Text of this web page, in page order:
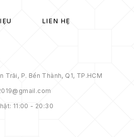
LIÊN HỆ
Trãi, P. Bến Thành, Q1, TP.HCM
11:00 - 20:30